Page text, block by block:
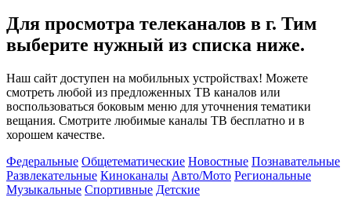
Для просмотра телеканалов в г. Тим
выберите нужный из списка ниже.
Наш сайт доступен на мобильных устройствах! Можете
смотреть любой из предложенных ТВ каналов или
воспользоваться боковым меню для уточнения тематики
вещания. Смотрите любимые каналы ТВ бесплатно и в
хорошем качестве.
Федеральные Общетематические Новостные Познавательные
Развлекательные Киноканалы Авто/Мото Региональные
Музыкальные Спортивные Детские